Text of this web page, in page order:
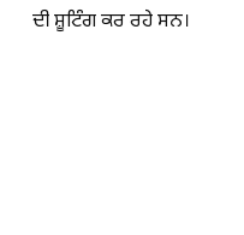
ਦੀ ਸ਼ੂਟਿੰਗ ਕਰ ਰਹੇ ਸਨ।